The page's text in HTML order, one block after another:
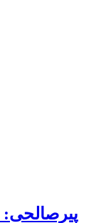
پیرصالحی: